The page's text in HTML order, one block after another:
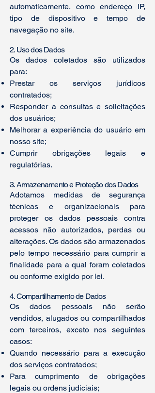
automaticamente, como endereço IP,
tipo de dispositivo e tempo de
navegação no site.
2. Uso dos Dados
Os dados coletados são utilizados
para:
Prestar os serviços jurídicos
contratados;
Responder a consultas e solicitações
dos usuários;
Melhorar a experiência do usuário em
nosso site;
Cumprir obrigações legais e
regulatórias.
3. Armazenamento e Proteção dos Dados
Adotamos medidas de segurança
técnicas e organizacionais para
proteger os dados pessoais contra
acessos não autorizados, perdas ou
alterações. Os dados são armazenados
pelo tempo necessário para cumprir a
finalidade para a qual foram coletados
ou conforme exigido por lei.
4. Compartilhamento de Dados
Os dados pessoais não serão
vendidos, alugados ou compartilhados
com terceiros, exceto nos seguintes
casos:
Quando necessário para a execução
dos serviços contratados;
Para cumprimento de obrigações
legais ou ordens judiciais;